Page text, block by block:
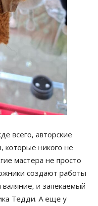
всего, авторские
которые никого не
мастера не просто
создают работы
и запекаемый
Тедди. А еще у